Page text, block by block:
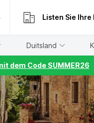
Listen Sie
Duitsland
dem Code SUMMER26